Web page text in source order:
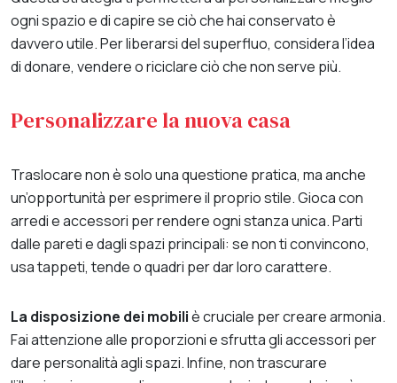
ogni spazio e di capire se ciò che hai conservato è
davvero utile. Per liberarsi del superfluo, considera l’idea
di donare, vendere o riciclare ciò che non serve più.
Personalizzare la nuova casa
Traslocare non è solo una questione pratica, ma anche
un’opportunità per esprimere il proprio stile. Gioca con
arredi e accessori per rendere ogni stanza unica. Parti
dalle pareti e dagli spazi principali: se non ti convincono,
usa tappeti, tende o quadri per dar loro carattere.
La disposizione dei mobiliè cruciale per creare armonia.
Fai attenzione alle proporzioni e sfrutta gli accessori per
dare personalità agli spazi. Infine, non trascurare